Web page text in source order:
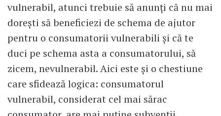
vulnerabil, atunci trebuie să anunți că nu mai
dorești să beneficiezi de schema de ajutor
pentru o consumatorii vulnerabili și că te
duci pe schema asta a consumatorului, să
zicem, nevulnerabil. Aici este și o chestiune
care sfidează logica: consumatorul
vulnerabil, considerat cel mai sărac